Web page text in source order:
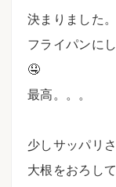
決まりました
フライパンに
🤤
最高。。。
少しサッパリ
大根をおろし